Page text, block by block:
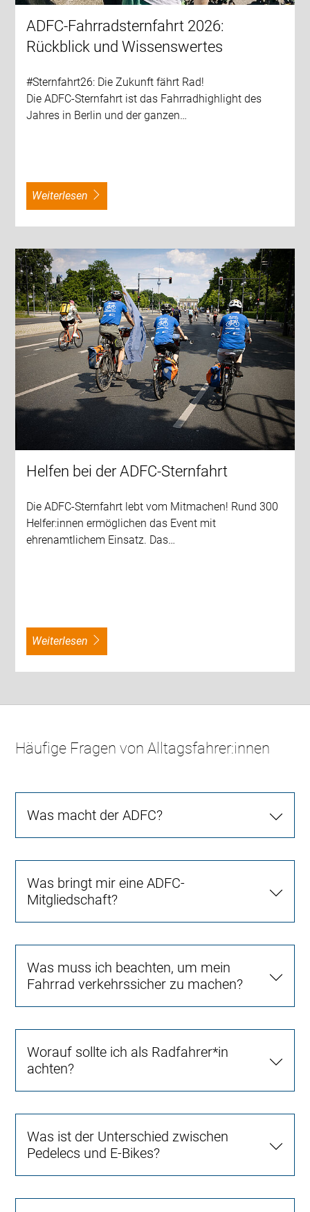
ADFC-Fahrradsternfahrt 2026:
Rückblick und Wissenswertes
#Sternfahrt26: Die Zukunft fährt Rad!
Die ADFC-Sternfahrt ist das Fahrradhighlight des
Jahres in Berlin und der ganzen…
weiterlesen
Helfen bei der ADFC-Sternfahrt
Die ADFC-Sternfahrt lebt vom Mitmachen! Rund 300
Helfer:innen ermöglichen das Event mit
ehrenamtlichem Einsatz. Das…
weiterlesen
Häufige Fragen von Alltagsfahrer:innen
Was macht der ADFC?
Was bringt mir eine ADFC-
Mitgliedschaft?
Was muss ich beachten, um mein
Fahrrad verkehrssicher zu machen?
Worauf sollte ich als Radfahrer*in
achten?
Was ist der Unterschied zwischen
Pedelecs und E-Bikes?